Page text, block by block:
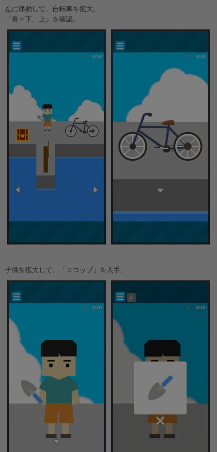
左に移動して、自転車を拡大。
『青＝下、上』を確認。
子供を拡大して、「スコップ」を入手。